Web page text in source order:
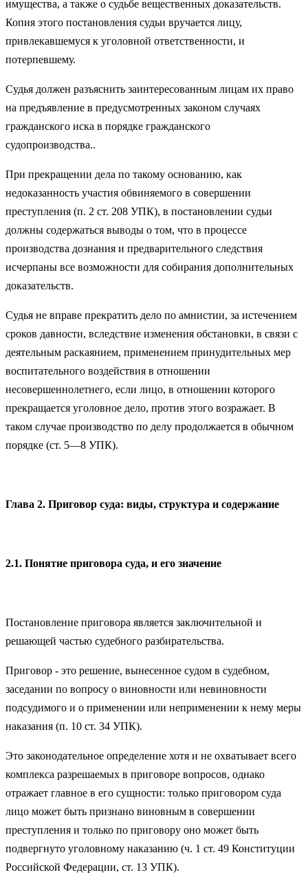
имущества, а также о судьбе вещественных доказательств.
Копия этого постановления судьи вручается лицу,
привлекавшемуся к уголовной ответственности, и
потерпевшему.
Судья должен разъяснить заинтересованным лицам их право
на предъявление в предусмотренных законом случаях
гражданского иска в порядке гражданского
судопроизводства..
При прекращении дела по такому основанию, как
недоказанность участия обвиняемого в совершении
преступления (п. 2 ст. 208 УПК), в постановлении судьи
должны содержаться выводы о том, что в процессе
производства дознания и предварительного следствия
исчерпаны все возможности для собирания дополнительных
доказательств.
Судья не вправе прекратить дело по амнистии, за истечением
сроков давности, вследствие изменения обстановки, в связи с
деятельным раскаянием, применением принудительных мер
воспитательного воздействия в отношении
несовершеннолетнего, если лицо, в отношении которого
прекращается уголовное дело, против этого возражает. В
таком случае производство по делу продолжается в обычном
порядке (ст. 5—8 УПК).
Глава 2. Приговор суда: виды, структура и содержание
2.1. Понятие приговора суда, и его значение
Постановление приговора является заключительной и
решающей частью судебного разбирательства.
Приговор - это решение, вынесенное судом в судебном,
заседании по вопросу о виновности или невиновности
подсудимого и о применении или неприменении к нему меры
наказания (п. 10 ст. 34 УПК).
Это законодательное определение хотя и не охватывает всего
комплекса разрешаемых в приговоре вопросов, однако
отражает главное в его сущности: только приговором суда
лицо может быть признано виновным в совершении
преступления и только по приговору оно может быть
подвергнуто уголовному наказанию (ч. 1 ст. 49 Конституции
Российской Федерации, ст. 13 УПК).